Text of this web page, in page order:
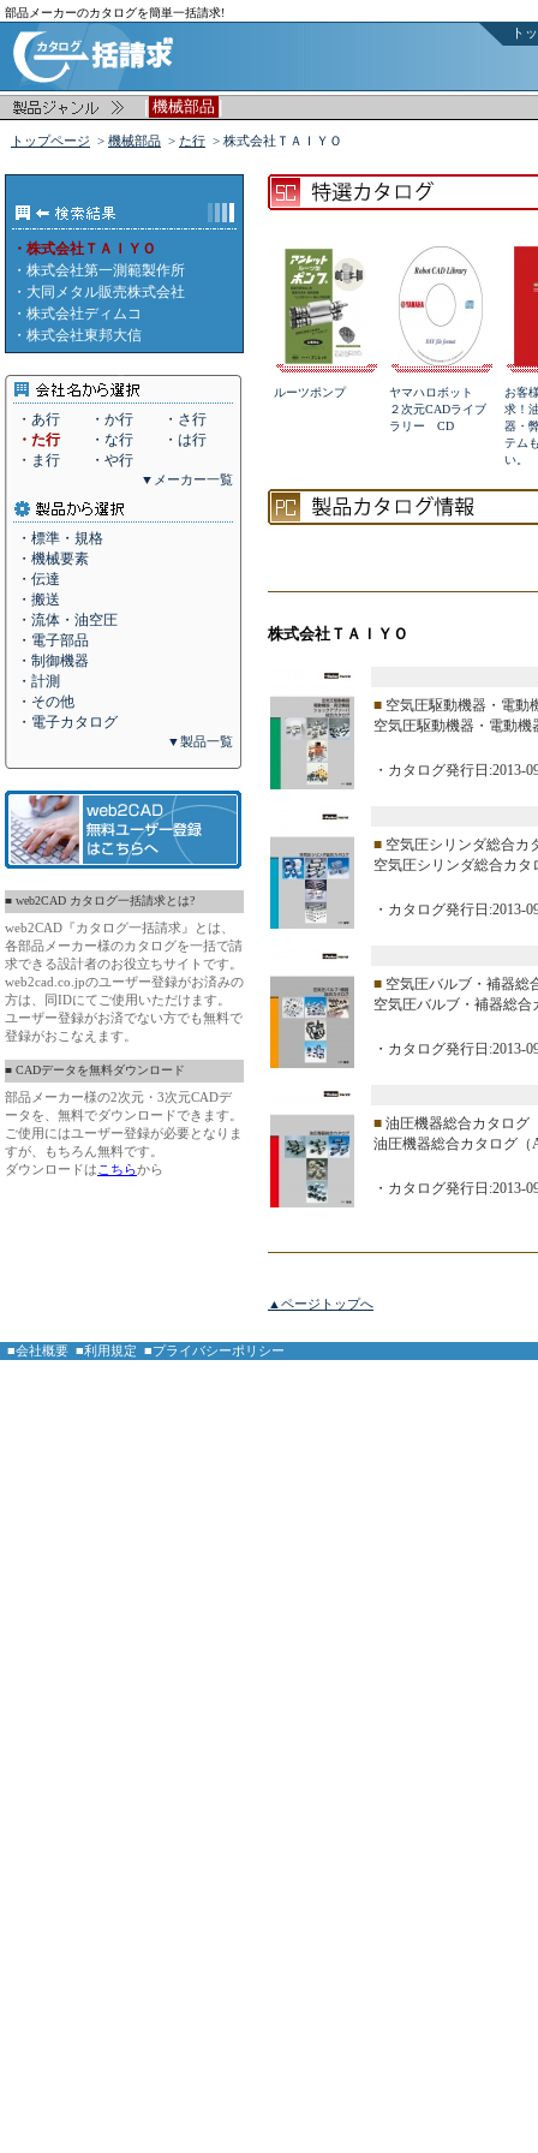
部品メーカーのカタログを簡単一括請求!
ト
| 機械部品 |
トップページ > 機械部品 > た行 > 株式会社ＴＡＩＹＯ
・株式会社ＴＡＩＹＯ
・ 株式会社第一測範製作所
・ 大同メタル販売株式会社
・ 株式会社ディムコ
・ 株式会社東邦大信
・あ行 ・か行
・さ行
・た行
・な行
・は行
・ま行
・や行
▼メーカー一覧
・標準・規格
・機械要素
・伝達
・搬送
・流体・油空圧
・電子部品
・制御機器
・計測
・その他
・電子カタログ
▼製品一覧
■ web2CAD カタログ一括請求とは?
web2CAD『カタログ一括請求』とは、
各部品メーカー様のカタログを一括で請
求できる設計者のお役立ちサイトです。
web2cad.co.jpのユーザー登録がお済みの
方は、同IDにてご使用いただけます。
ユーザー登録がお済でない方でも無料で
登録がおこなえます。
■ CADデータを無料ダウンロード
部品メーカー様の2次元・3次元CADデ
ータを、無料でダウンロードできます。
ご使用にはユーザー登録が必要となりま
すが、もちろん無料です。
ダウンロードは こちらから
ルーツポンプ
ヤマハロボット
２次元CADライブ
ラリー CD
お客
求！
器・
テム
い。
株式会社ＴＡＩＹＯ
■ 空気圧駆動機器・電動
空気圧駆動機器・電動
・カタログ発行日:2013-
■ 空気圧シリンダ総合カ
空気圧シリンダ総合カタ
・カタログ発行日:2013-
■ 空気圧バルブ・補器総
空気圧バルブ・補器総
・カタログ発行日:2013-
■ 油圧機器総合カタログ
油圧機器総合カタログ（
・カタログ発行日:2013-
▲ページトップへ
■会社概要 ■利用規定 ■プライバシーポリシー